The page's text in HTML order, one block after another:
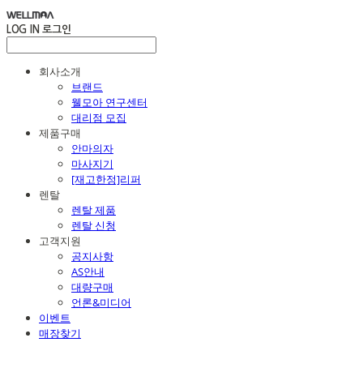
LOG IN 로그인
회사소개
브랜드
웰모아 연구센터
대리점 모집
제품구매
안마의자
마사지기
[재고한정]리퍼
렌탈
렌탈 제품
렌탈 신청
고객지원
공지사항
AS안내
대량구매
언론&미디어
이벤트
매장찾기